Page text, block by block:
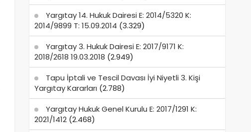
Yargıtay 14. Hukuk Dairesi E: 2014/5320 K:
2014/9899 T: 15.09.2014 (3.329)
Yargıtay 3. Hukuk Dairesi E: 2017/9171 K:
2018/2618 19.03.2018 (2.949)
Tapu İptali ve Tescil Davası İyi Niyetli 3. Kişi
Yargıtay Kararları (2.788)
Yargıtay Hukuk Genel Kurulu E: 2017/1291 K:
2021/1412 (2.468)